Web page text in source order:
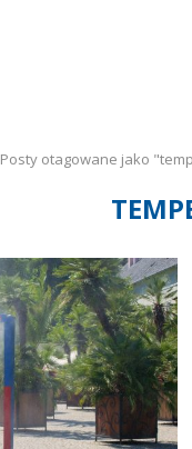
Posty otagowane jako